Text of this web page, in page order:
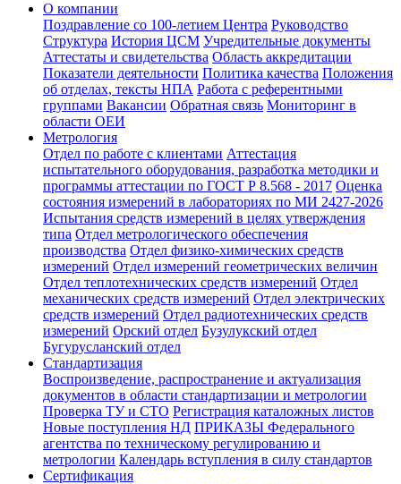
О компании
Поздравление со 100-летием Центра Руководство
Структура История ЦСМ Учредительные документы
Аттестаты и свидетельства Область аккредитации
Показатели деятельности Политика качества Положения
об отделах, тексты НПА Работа с референтными
группами Вакансии Обратная связь Мониторинг в
области ОЕИ
Метрология
Отдел по работе с клиентами Аттестация
испытательного оборудования, разработка методики и
программы аттестации по ГОСТ Р 8.568 - 2017 Оценка
состояния измерений в лабораториях по МИ 2427-2026
Испытания средств измерений в целях утверждения
типа Отдел метрологического обеспечения
производства Отдел физико-химических средств
измерений Отдел измерений геометрических величин
Отдел теплотехнических средств измерений Отдел
механических средств измерений Отдел электрических
средств измерений Отдел радиотехнических средств
измерений Орский отдел Бузулукский отдел
Бугурусланский отдел
Стандартизация
Воспроизведение, распространение и актуализация
документов в области стандартизации и метрологии
Проверка ТУ и СТО Регистрация каталожных листов
Новые поступления НД ПРИКАЗЫ Федерального
агентства по техническому регулированию и
метрологии Календарь вступления в силу стандартов
Сертификация